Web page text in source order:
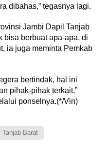
dibahas,” tegasnya lagi.
Jambi Dapil Tanjab
bisa berbuat apa-apa, di
ia juga meminta Pemkab
bertindak, hal ini
pihak-pihak terkait,”
ponselnya.(*/Vin)
Tanjab Barat